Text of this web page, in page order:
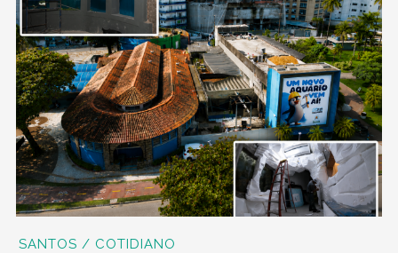
SANTOS / COTIDIANO